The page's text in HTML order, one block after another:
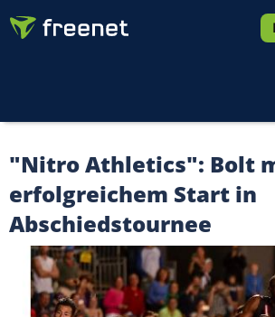
"Nitro Athletics": Bolt
erfolgreichem Start in
Abschiedstournee